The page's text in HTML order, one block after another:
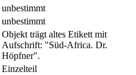
unbestimmt
unbestimmt
Objekt trägt altes Etikett mit
Aufschrift: "Süd-Africa. Dr.
Höpfner".
Einzelteil